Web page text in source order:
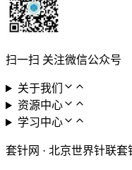
扫一扫 关注微信公众号
关于我们
资源中心
学习中心
套针网 · 北京世界针联套